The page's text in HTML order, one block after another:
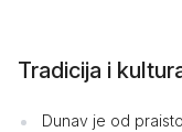
Tradicija i
Dunav je od